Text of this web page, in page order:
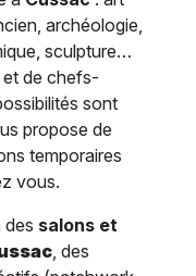
archéologie,
sculpture…
et de chefs-
sont
propose de
temporaires
vous.
des salons et
, des